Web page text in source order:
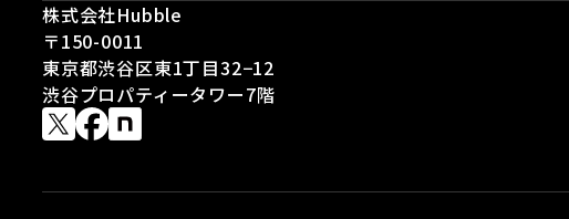
株式会社Hubble
〒150-0011
東京都渋谷区東1丁目32−12
渋谷プロパティータワー7階